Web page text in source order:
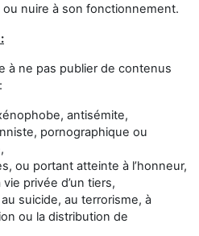
nuire à son fonctionnement.
à ne pas publier de contenus
antisémite,
pornographique ou
ou portant atteinte à l’honneur,
privée d’un tiers,
suicide, au terrorisme, à
ou la distribution de